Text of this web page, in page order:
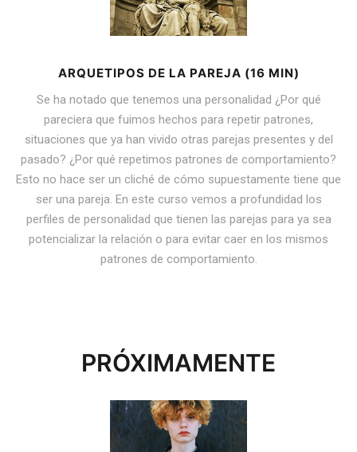
ARQUETIPOS DE LA PAREJA (16 MIN)
Se ha notado que tenemos una personalidad ¿Por qué
pareciera que fuimos hechos para repetir patrones,
situaciones que ya han vivido otras parejas presentes y del
pasado? ¿Por qué repetimos patrones de comportamiento?
Esto no hace ser un cliché de cómo supuestamente tiene que
ser una pareja. En este curso vemos a profundidad los
perfiles de personalidad que tienen las parejas para ya sea
potencializar la relación o para evitar caer en los mismos
patrones de comportamiento.
PRÓXIMAMENTE